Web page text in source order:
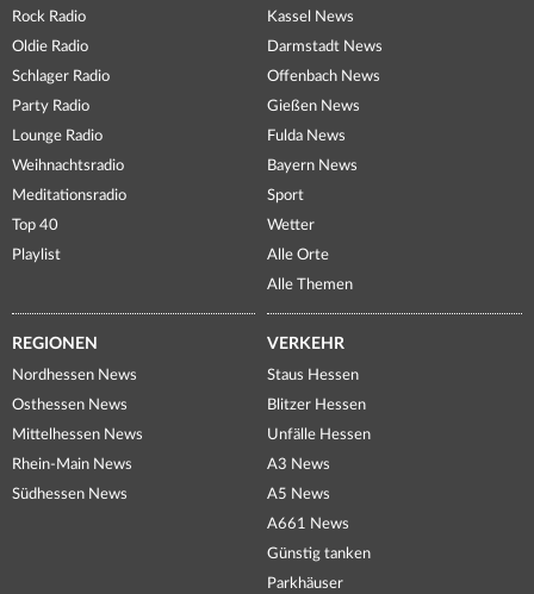
Rock Radio
Oldie Radio
Schlager Radio
Party Radio
Lounge Radio
Weihnachtsradio
Meditationsradio
Top 40
Playlist
Kassel News
Darmstadt News
Offenbach News
Gießen News
Fulda News
Bayern News
Sport
Wetter
Alle Orte
Alle Themen
REGIONEN
Nordhessen News
Osthessen News
Mittelhessen News
Rhein-Main News
Südhessen News
VERKEHR
Staus Hessen
Blitzer Hessen
Unfälle Hessen
A3 News
A5 News
A661 News
Günstig tanken
Parkhäuser